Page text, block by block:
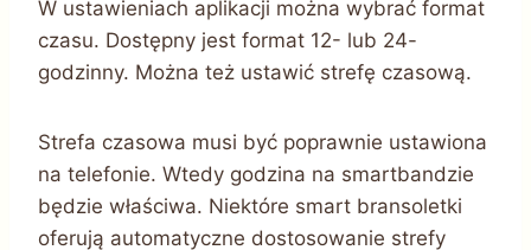
W ustawieniach aplikacji można wybrać format
czasu. Dostępny jest format 12- lub 24-
godzinny. Można też ustawić strefę czasową.
Strefa czasowa musi być poprawnie ustawiona
na telefonie. Wtedy godzina na smartbandzie
będzie właściwa. Niektóre smart bransoletki
oferują automatyczne dostosowanie strefy